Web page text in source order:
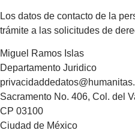
Los datos de contacto de la
trámite a las solicitudes de
Miguel Ramos Islas
Departamento Juridico
Sacramento No. 406, Col. del
CP 03100
Ciudad de México